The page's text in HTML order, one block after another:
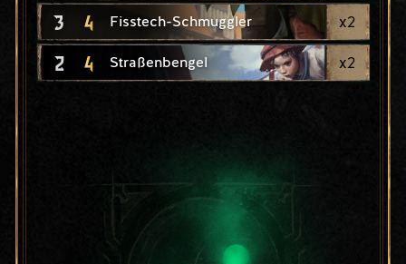
3 4 Fisstech-Schmuggler x2
2 4 Straßenbengel x2